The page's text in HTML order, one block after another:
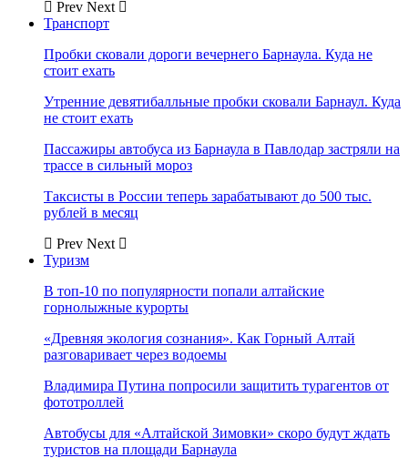
Prev Next
Транспорт
Пробки сковали дороги вечернего Барнаула. Куда не
стоит ехать
Утренние девятибалльные пробки сковали Барнаул. Куда
не стоит ехать
Пассажиры автобуса из Барнаула в Павлодар застряли на
трассе в сильный мороз
Таксисты в России теперь зарабатывают до 500 тыс.
рублей в месяц
Prev Next
Туризм
В топ-10 по популярности попали алтайские
горнолыжные курорты
«Древняя экология сознания». Как Горный Алтай
разговаривает через водоемы
Владимира Путина попросили защитить турагентов от
фототроллей
Автобусы для «Алтайской Зимовки» скоро будут ждать
туристов на площади Барнаула